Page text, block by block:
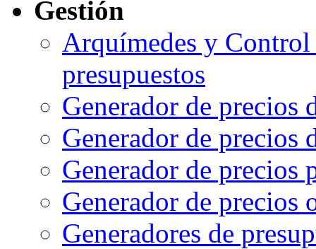
Gestión
Arquímedes y
presupuestos
Generador de precios
Generador de precios
Generador de precios
Generador de precios
Generadores de